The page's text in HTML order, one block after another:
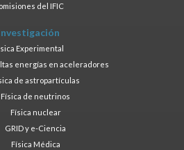
del IFIC
Experimental
energías en aceleradores
de astropartículas
Física de neutrinos
Física nuclear
GRID y e-Ciencia
Física Médica